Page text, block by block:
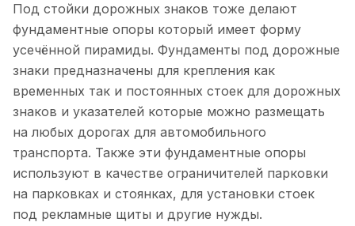
Под стойки дорожных знаков тоже делают
фундаментные опоры который имеет форму
усечённой пирамиды. Фундаменты под дорожные
знаки предназначены для крепления как
временных так и постоянных стоек для дорожных
знаков и указателей которые можно размещать
на любых дорогах для автомобильного
транспорта. Также эти фундаментные опоры
используют в качестве ограничителей парковки
на парковках и стоянках, для установки стоек
под рекламные щиты и другие нужды.